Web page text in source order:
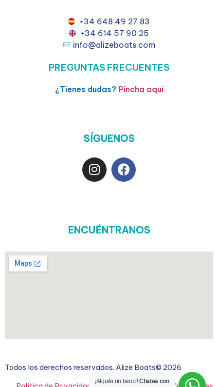
+34 648 49 27 83
+34 614 57 90 25
info@alizeboats.com
PREGUNTAS FRECUENTES
¿Tienes dudas? Pincha aquí
SÍGUENOS
ENCUÉNTRANOS
Todos los derechos reservados. Alize Boats© 2026
¡Alquila un barco!Chatea con